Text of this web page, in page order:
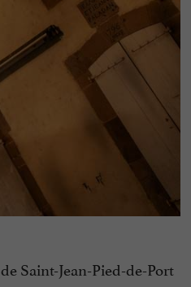
de Saint-Jean-Pied-de-Port